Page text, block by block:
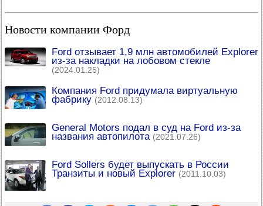
Новости компании Форд
Ford отзывает 1,9 млн автомобилей Explorer
из-за накладки на лобовом стекле
(2024.01.25)
Компания Ford придумала виртуальную
фабрику (2012.08.13)
General Motors подал в суд на Ford из-за
названия автопилота (2021.07.26)
Ford Sollers будет выпускать в России
Транзиты и новый Explorer (2011.10.03)